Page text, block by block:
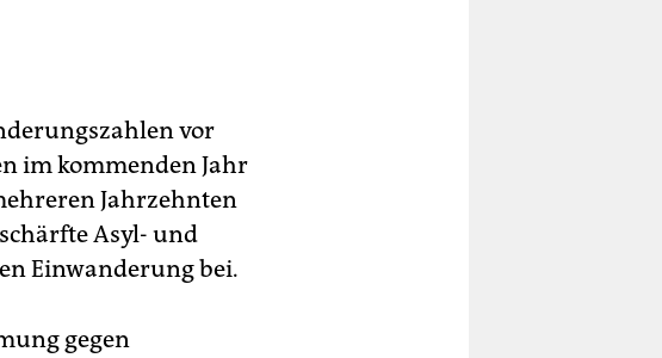
vor
im kommenden Jahr
Jahrzehnten
Asyl- und
Einwanderung bei.
gegen